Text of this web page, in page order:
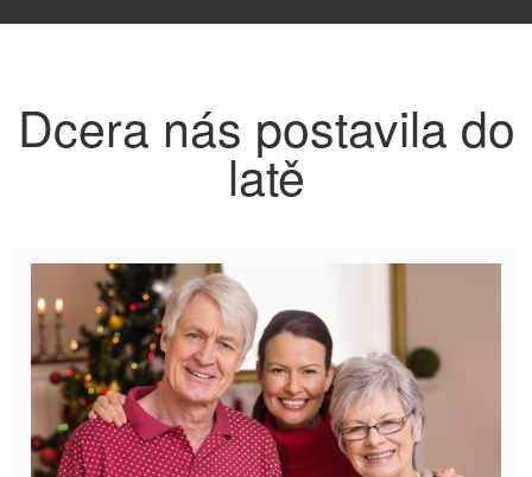
Dcera nás postavila do
latě